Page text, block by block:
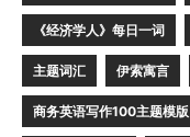
《经济学人》每日一词
主题词汇 伊索寓言
商务英语写作100主题模版